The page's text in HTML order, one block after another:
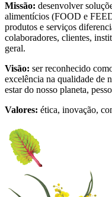
Missão: desenvolver
alimentícios (FOOD e
produtos e serviços
colaboradores, clientes,
geral.
Visão: ser reconhecido
excelência na qualidade de
estar do nosso planeta,
Valores: ética, inovação,